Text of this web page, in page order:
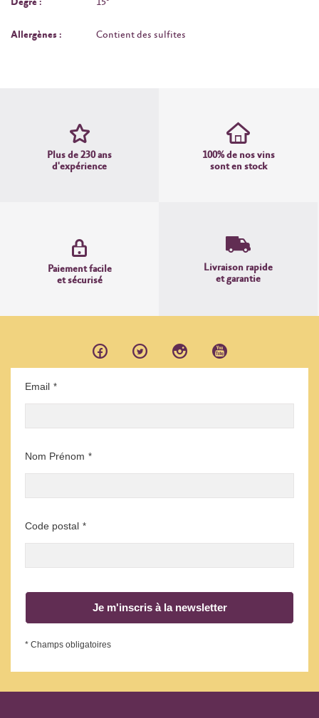
Degré : 15°
Allergènes : Contient des sulfites
Plus de 230 ans
d'expérience
100% de nos vins
sont en stock
Paiement facile
et sécurisé
Livraison rapide
et garantie
Email *
Nom Prénom *
Code postal *
Je m'inscris à la newsletter
* Champs obligatoires